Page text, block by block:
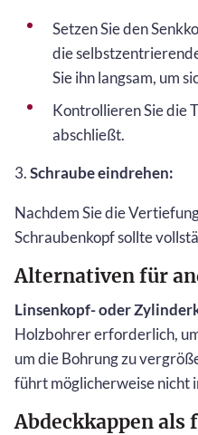
Setzen Sie den
die
Sie ihn langsam, um
Kontrollieren Sie die
abschließt.
3.Schraube eindrehen:
Nachdem Sie die
Schraubenkopf sollte
Alternativen für
Linsenkopf- oder
Holzbohrer erforderlich,
um die Bohrung zu
führt möglicherweise nicht
Abdeckkappen als